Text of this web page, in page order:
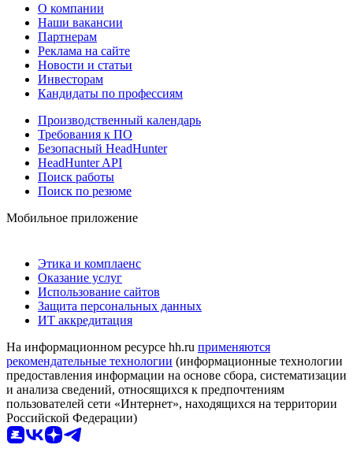
О компании
Наши вакансии
Партнерам
Реклама на сайте
Новости и статьи
Инвесторам
Кандидаты по профессиям
Производственный календарь
Требования к ПО
Безопасный HeadHunter
HeadHunter API
Поиск работы
Поиск по резюме
Мобильное приложение
Этика и комплаенс
Оказание услуг
Использование сайтов
Защита персональных данных
ИТ аккредитация
На информационном ресурсе hh.ru применяются
рекомендательные технологии (информационные технологии
предоставления информации на основе сбора, систематизации
и анализа сведений, относящихся к предпочтениям
пользователей сети «Интернет», находящихся на территории
Российской Федерации)